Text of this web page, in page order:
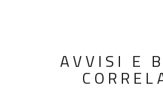
AVVISI E